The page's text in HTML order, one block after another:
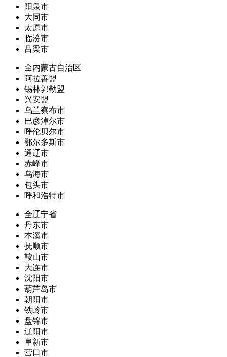
阳泉市
大同市
太原市
临汾市
吕梁市
全内蒙古自治区
阿拉善盟
锡林郭勒盟
兴安盟
乌兰察布市
巴彦淖尔市
呼伦贝尔市
鄂尔多斯市
通辽市
赤峰市
乌海市
包头市
呼和浩特市
全辽宁省
丹东市
本溪市
抚顺市
鞍山市
大连市
沈阳市
葫芦岛市
朝阳市
铁岭市
盘锦市
辽阳市
阜新市
营口市